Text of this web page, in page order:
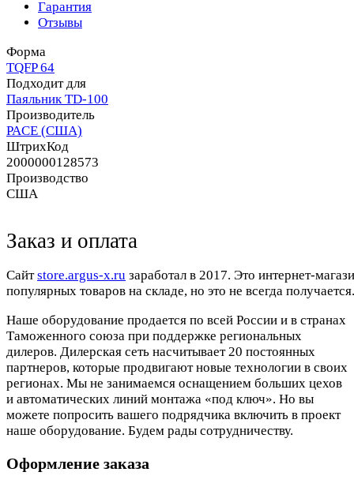
Гарантия
Отзывы
Форма
TQFP 64
Подходит для
Паяльник TD-100
Производитель
PACE (США)
ШтрихКод
2000000128573
Производство
США
Заказ и оплата
Cайтstore.argus-x.ru заработал в 2017. Это интернет-
популярных товаров на складе, но это не всегда
Наше оборудование продается по всей России и в странах
Таможенного союза при поддержке региональных
дилеров. Дилерская сеть насчитывает 20 постоянных
партнеров, которые продвигают новые технологии в своих
регионах. Мы не занимаемся оснащением больших цехов
и автоматических линий монтажа «под ключ». Но вы
можете попросить вашего подрядчика включить в проект
наше оборудование. Будем рады сотрудничеству.
Оформление заказа